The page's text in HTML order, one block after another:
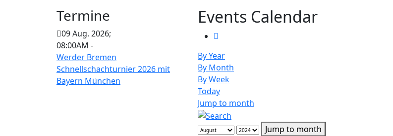
Termine
09 Aug. 2026;
08:00AM -
Werder Bremen
Schnellschachturnier 2026 mit
Bayern München
Events Calendar
By Year
By Month
By Week
Today
Jump to month
Jump to month